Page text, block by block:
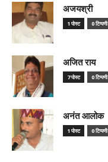
अजयश्री
1 पोस्ट 0 टिप्पणी
अजित राय
7 पोस्ट 0 टिप्पणी
अनंत आलोक
1 पोस्ट 0 टिप्पणी